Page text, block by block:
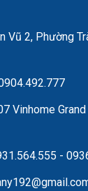
Vũ 2, Phường
Vinhome
-